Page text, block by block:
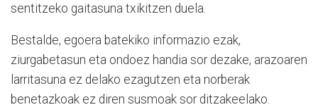
sentitzeko gaitasuna txikitzen duela.
Bestalde, egoera batekiko informazio ezak,
ziurgabetasun eta ondoez handia sor dezake, arazoaren
larritasuna ez delako ezagutzen eta norberak
benetazkoak ez diren susmoak sor ditzakeelako.